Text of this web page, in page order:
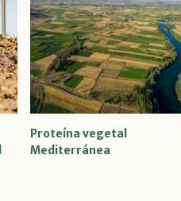
Proteína vegetal
Mediterránea